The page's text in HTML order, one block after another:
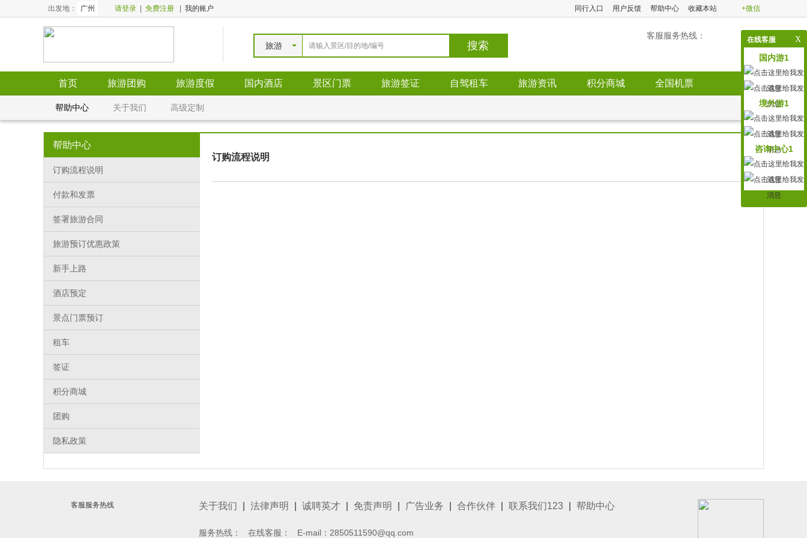
出发地： 广州 请登录 免费注册 我的账户 同行入口 用户反馈 帮助中心 收藏本站 +微信
旅游
客服服务热线：
首页 旅游团购 旅游度假 国内酒店 景区门票 旅游签证 自驾租车 旅游资讯 积分商城 全国机票
全国酒店 全国门票
帮助中心 关于我们 高级定制
帮助中心
订购流程说明
付款和发票
签署旅游合同
旅游预订优惠政策
新手上路
酒店预定
景点门票预订
租车
签证
积分商城
团购
隐私政策
订购流程说明
X
在线客服
国内游1
境外游1
咨询中心1
客服服务热线 关于我们 法律声明 诚聘英才 免责声明 广告业务 合作伙伴 联系我们123 帮助中心
服务热线： 在线客服： E-mail：2850511590@qq.com